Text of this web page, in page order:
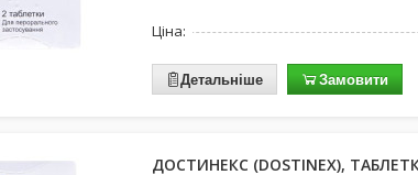
Ціна:
Детальніше Замовити
ДОСТИНЕКС (DOSTINEX),